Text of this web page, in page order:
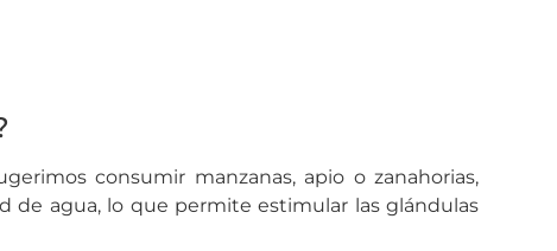
consumir manzanas, apio o zanahorias,
de agua, lo que permite estimular las glándulas